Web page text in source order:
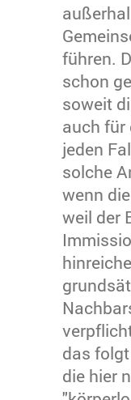
führen.
schon
soweit
auch für
jeden
solche
wenn
weil der
das
die hier